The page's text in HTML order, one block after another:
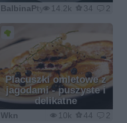
14.2k 34 2
BalbinaPtys
Placuszki omletowe z
jagodami - puszyste i
delikatne
10k 44 2
Wkn